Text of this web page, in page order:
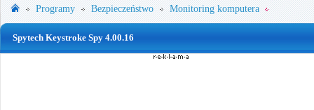
Programy Bezpieczeństwo Monitoring komputera
Spytech Keystroke Spy 4.00.16